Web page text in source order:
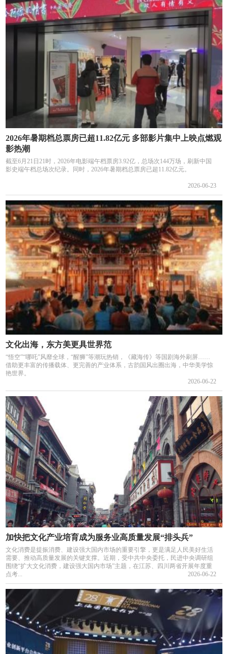
2026年暑期档总票房已超11.82亿元 多部影片集中上映点燃观
影热潮
截至6月21日21时，2026年电影端午档票房3.92亿，总场次144万场，刷新中国
影史端午档总场次纪录。同时，2026年暑期档总票房已超11.82亿元。
2026-06-23
文化出海，东方美更具世界范
“悟空”“哪吒”风靡全球，“醒狮”等潮玩热销，《藏海传》等国剧海外刷屏……
借助更丰富的传播载体、更完善的产业体系，古韵国风出圈出海，中华美学惊
艳世界。 ​
2026-06-22
加快把文化产业培育成为服务业高质量发展“排头兵”
文化消费是提振消费、建设强大国内市场的重要引擎，更是满足人民美好生活
需要、推动高质量发展的关键支撑。近期，受中共中央委托，民进中央调研组
围绕“扩大文化消费，建设强大国内市场”主题，在江苏、四川两省开展年度重
点考...
2026-06-22